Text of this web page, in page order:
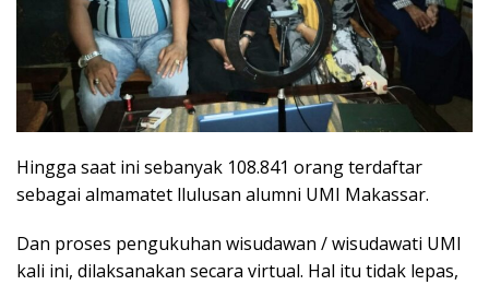
Hingga saat ini sebanyak 108.841 orang terdaftar
sebagai almamatet llulusan alumni UMI Makassar.
Dan proses pengukuhan wisudawan / wisudawati UMI
kali ini, dilaksanakan secara virtual. Hal itu tidak lepas,